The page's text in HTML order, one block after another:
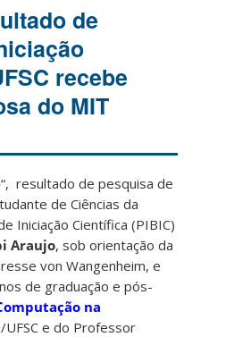
de
recebe
do MIT
“, resultado de pesquisa de
de Ciências da
Iniciação Científica (PIBIC)
Araujo, sob orientação da
von Wangenheim, e
de graduação e pós-
na
e do Professor